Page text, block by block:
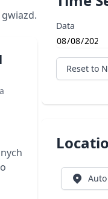
Data
Reset to